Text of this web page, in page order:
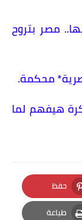
مصر بتروح
محكمة.
هيفهم لما
حفظ
Pinterest
طباعة